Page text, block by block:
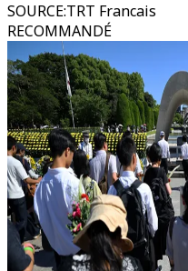
SOURCE:TRT Francais
RECOMMANDÉ